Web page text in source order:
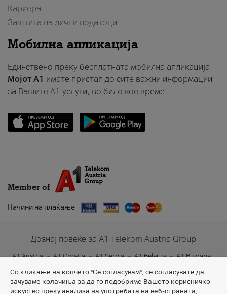
Кариера
Заштита на лични податоци
Мобилна апликација
Единствено преку бесплатната мобилна апликација
Мојот A1 имате пристап до сите важни информации
за Вашите A1 услуги, во било кое време.
Member of
Начини на плаќање
Дознај повеќе за A1 Telekom Austria Group
A1 Austria A1 Croatia A1 Serbia A1 Belarus
A1 Bulgaria
Со кликање на копчето "Се согласувам", се согласувате да
зачуваме колачиња за да го подобриме Вашето корисничко
искуство преку анализа на употребата на веб-страната,